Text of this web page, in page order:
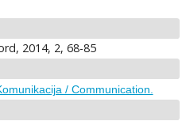
2014, 2, 68-85
/ Communication.